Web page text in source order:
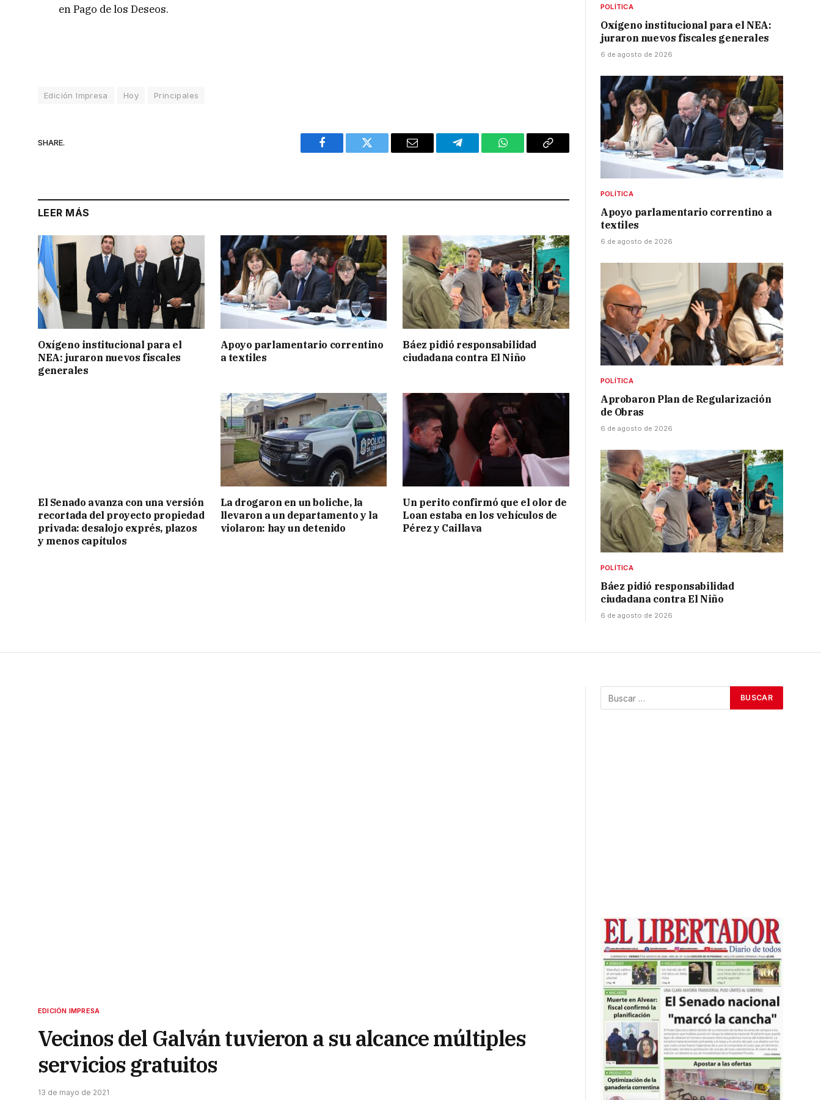
en Pago de los Deseos.
Edición Impresa Hoy Principales
SHARE.
Facebook Twitter Email Telegram WhatsAppCopy
LEER MÁS
Oxígeno institucional para el
NEA: juraron nuevos fiscales
generales
Apoyo parlamentario correntino
a textiles
Báez pidió responsabilidad
ciudadana contra El Niño
El Senado avanza con una versión
recortada del proyecto propiedad
privada: desalojo exprés, plazos
y menos capítulos
La drogaron en un boliche, la
llevaron a un departamento y la
violaron: hay un detenido
Un perito confirmó que el olor de
Loan estaba en los vehículos de
Pérez y Caillava
POLÍTICA
Oxígeno institucional para el NEA:
juraron nuevos fiscales generales
6 de agosto de 2026
POLÍTICA
Apoyo parlamentario correntino a
textiles
6 de agosto de 2026
POLÍTICA
Aprobaron Plan de Regularización
de Obras
6 de agosto de 2026
POLÍTICA
Báez pidió responsabilidad
ciudadana contra El Niño
6 de agosto de 2026
EDICIÓN IMPRESA
Vecinos del Galván tuvieron a su alcance múltiples
servicios gratuitos
13 de mayo de 2021